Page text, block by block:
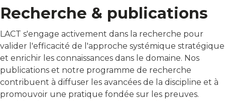
Recherche & publications
LACT s'engage activement dans la recherche pour
valider l'efficacité de l'approche systémique stratégique
et enrichir les connaissances dans le domaine. Nos
publications et notre programme de recherche
contribuent à diffuser les avancées de la discipline et à
promouvoir une pratique fondée sur les preuves.